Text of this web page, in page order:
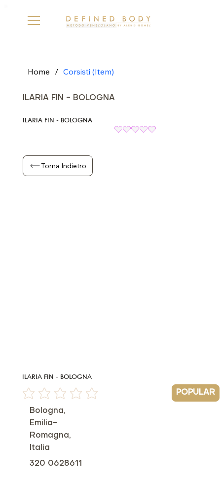
Home / Corsisti (Item)
ILARIA FIN - BOLOGNA
ILARIA FIN - BOLOGNA
Torna Indietro
ILARIA FIN - BOLOGNA
Non ci sono ancora valutazioni
POPULAR
Bologna,
Emilia-
Romagna,
Italia
320 0628611